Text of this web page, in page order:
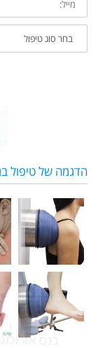
סוג
טיפול
הדגמה של טיפול